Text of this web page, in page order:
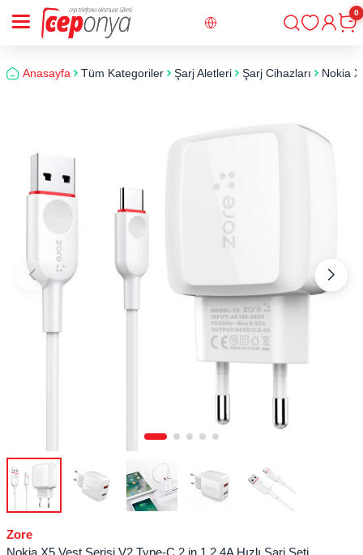
Giriş
0
Anasayfa Tüm Kategoriler Şarj Aletleri Şarj Cihazları Nokia
Zore
Nokia X5 Vest Serisi V2 Type-C 2 in 1 2.4A Hızlı Şarj Seti